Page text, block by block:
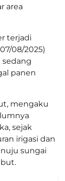
area
terjadi
08/2025)
sedang
panen
mengaku
sejak
irigasi dan
sungai